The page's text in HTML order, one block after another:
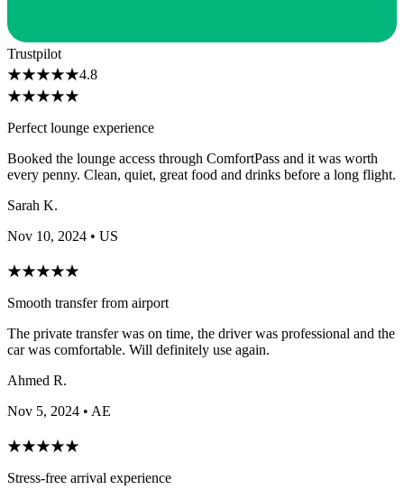
Trustpilot
★★★★★4.8
★★★★★
Perfect lounge experience
Booked the lounge access through ComfortPass and it was worth
every penny. Clean, quiet, great food and drinks before a long flight.
Sarah K.
Nov 10, 2024 • US
★★★★★
Smooth transfer from airport
The private transfer was on time, the driver was professional and the
car was comfortable. Will definitely use again.
Ahmed R.
Nov 5, 2024 • AE
★★★★★
Stress-free arrival experience